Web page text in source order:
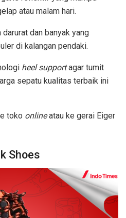
atau malam hari.
dan banyak yang
di kalangan pendaki.
heel supportagar tumit
sepatu kualitas terbaik ini
toko onlineatau ke gerai Eiger
Shoes